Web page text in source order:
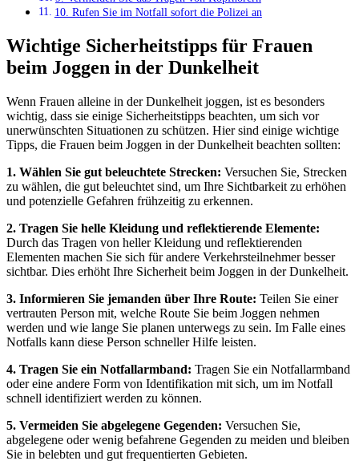
10. Rufen Sie im Notfall sofort die Polizei an
Wichtige Sicherheitstipps für Frauen
beim Joggen in der Dunkelheit
Wenn Frauen alleine in der Dunkelheit joggen, ist es besonders
wichtig, dass sie einige Sicherheitstipps beachten, um sich vor
unerwünschten Situationen zu schützen. Hier sind einige wichtige
Tipps, die Frauen beim Joggen in der Dunkelheit beachten sollten:
1. Wählen Sie gut beleuchtete Strecken: Versuchen Sie, Strecken
zu wählen, die gut beleuchtet sind, um Ihre Sichtbarkeit zu erhöhen
und potenzielle Gefahren frühzeitig zu erkennen.
2. Tragen Sie helle Kleidung und reflektierende Elemente:
Durch das Tragen von heller Kleidung und reflektierenden
Elementen machen Sie sich für andere Verkehrsteilnehmer besser
sichtbar. Dies erhöht Ihre Sicherheit beim Joggen in der Dunkelheit.
3. Informieren Sie jemanden über Ihre Route: Teilen Sie einer
vertrauten Person mit, welche Route Sie beim Joggen nehmen
werden und wie lange Sie planen unterwegs zu sein. Im Falle eines
Notfalls kann diese Person schneller Hilfe leisten.
4. Tragen Sie ein Notfallarmband: Tragen Sie ein Notfallarmband
oder eine andere Form von Identifikation mit sich, um im Notfall
schnell identifiziert werden zu können.
5. Vermeiden Sie abgelegene Gegenden: Versuchen Sie,
abgelegene oder wenig befahrene Gegenden zu meiden und bleiben
Sie in belebten und gut frequentierten Gebieten.